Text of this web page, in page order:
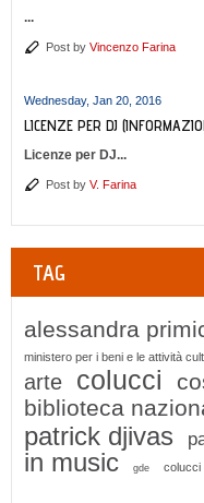
...
Post by Vincenzo Farina
Wednesday, Jan 20, 2016
LICENZE PER DJ
Licenze per DJ...
Post by V. Farina
TAG
alessandra
ministero per i beni e le attività
arte colucci
biblioteca
patrick djivas
in music
gde colucci